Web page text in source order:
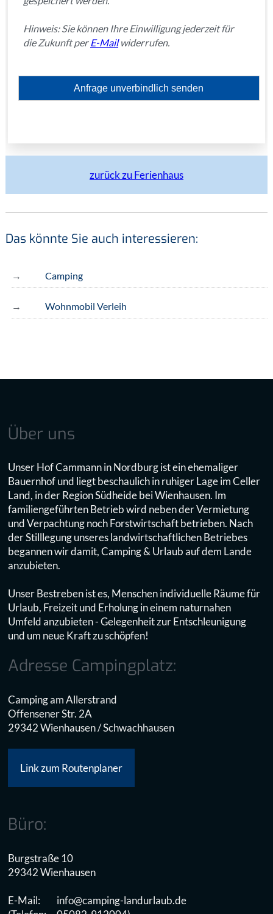
Hinweis: Sie können Ihre Einwilligung jederzeit für
die Zukunft perE-Mail widerrufen.
Anfrage unverbindlich senden
zurück zu Ferienhaus
Das könnte Sie auch interessieren:
Camping
Wohnmobil Verleih
Über uns
Unser Hof Cammann in Nordburg ist ein ehemaliger
Bauernhof und liegt beschaulich in ruhiger Lage im Celler
Land, in der Region Südheide bei Wienhausen. Im
familiengeführten Betrieb wird neben der Vermietung
und Verpachtung noch Forstwirtschaft betrieben. Nach
der Stilllegung unseres landwirtschaftlichen Betriebes
begannen wir damit, Camping & Urlaub auf dem Lande
anzubieten.
Unser Bestreben ist es, Menschen individuelle Räume für
Urlaub, Freizeit und Erholung in einem naturnahen
Umfeld anzubieten - Gelegenheit zur Entschleunigung
und um neue Kraft zu schöpfen!
Adresse Campingplatz:
Camping am Allerstrand
Offensener Str. 2A
29342 Wienhausen / Schwachhausen
Link zum Routenplaner
Büro:
Burgstraße 10
29342 Wienhausen
E-Mail:
info@camping-landurlaub.de